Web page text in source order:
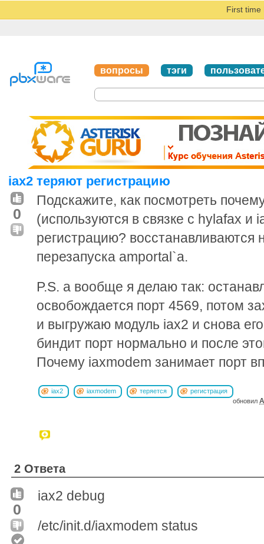
First time
вопросы тэги
iax2 теряют регистрацию
0
Подскажите, как посмотреть
(используются в связке с hylafax и
регистрацию? восстанавливаются
перезапуска amportal`а.
P.S. а вообще я делаю так:
освобождается порт 4569, потом
и выгружаю модуль iax2 и снова
биндит порт нормально и после
Почему iaxmodem занимает порт
iax2 iaxmodem теряется
регистрация
обновил
2 Ответа
0
iax2 debug
/etc/init.d/iaxmodem status